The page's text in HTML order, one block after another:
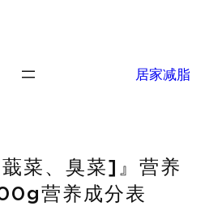
居家减脂
菜、臭菜]』营养
营养成分表